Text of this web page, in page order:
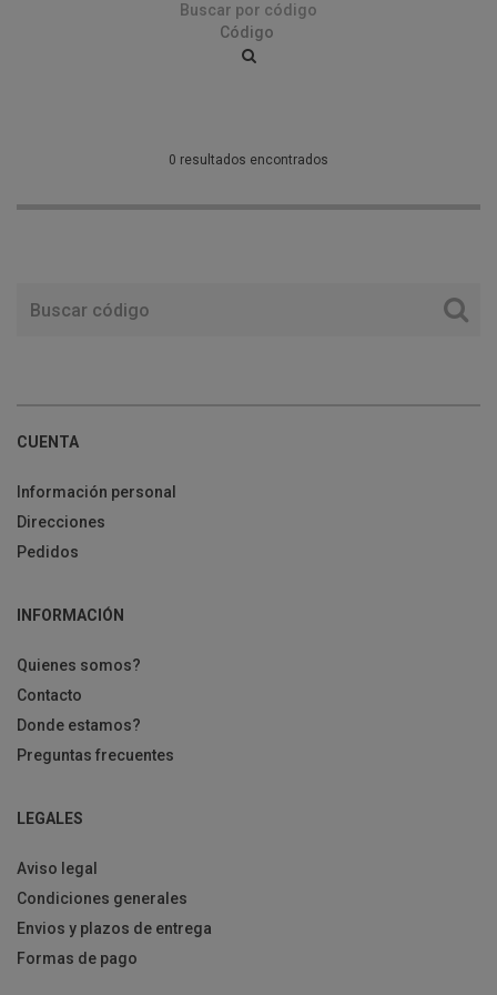
Buscar por código
0 resultados encontrados
CUENTA
Información personal
Direcciones
Pedidos
INFORMACIÓN
Quienes somos?
Contacto
Donde estamos?
Preguntas frecuentes
LEGALES
Aviso legal
Condiciones generales
Envios y plazos de entrega
Formas de pago